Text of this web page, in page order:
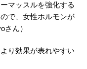
マッスルを強化する
で、女性ホルモンが
ん）
り効果が表れやすい